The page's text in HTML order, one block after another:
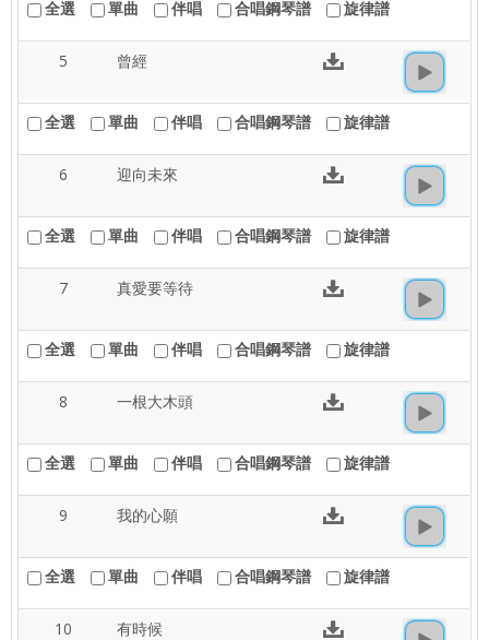
全選 單曲 伴唱 合唱鋼琴譜 旋律譜
5 曾經
全選 單曲 伴唱 合唱鋼琴譜 旋律譜
6 迎向未來
全選 單曲 伴唱 合唱鋼琴譜 旋律譜
7 真愛要等待
全選 單曲 伴唱 合唱鋼琴譜 旋律譜
8 一根大木頭
全選 單曲 伴唱 合唱鋼琴譜 旋律譜
9 我的心願
全選 單曲 伴唱 合唱鋼琴譜 旋律譜
10 有時候